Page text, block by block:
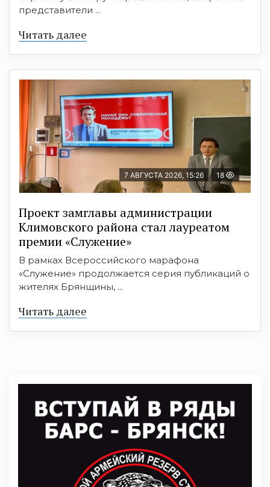
представители ...
Читать далее
7 АВГУСТА 2026, 15:26 18
Проект замглавы администрации
Климовского района стал лауреатом
премии «Служение»
В рамках Всероссийского марафона
«Служение» продолжается серия публикаций о
жителях Брянщины, ...
Читать далее